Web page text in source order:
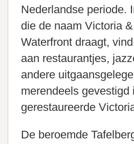
Nederlandse periode.
die de naam Victoria
Waterfront draagt,
aan restaurantjes,
andere
merendeels gevestigd
gerestaureerde
De beroemde